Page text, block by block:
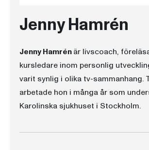
Jenny Hamrén
Jenny Hamrénär livscoach,
kursledare inom personlig
varit synlig i olika tv-sammanhang.
arbetade hon i många år som
Karolinska sjukhuset i Stockholm.